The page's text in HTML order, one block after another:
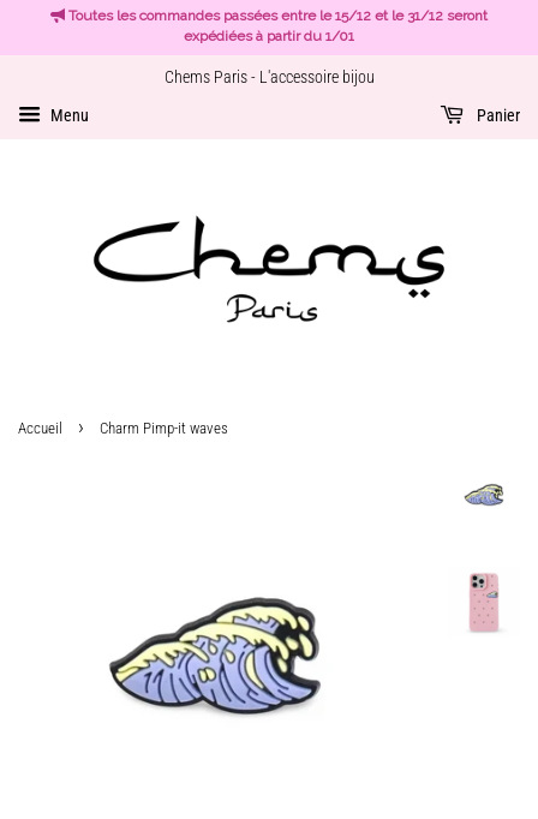
Toutes les commandes passées entre le 15/12 et le 31/12 seront
expédiées à partir du 1/01
Chems Paris - L'accessoire bijou
Menu Panier
Accueil › Charm Pimp-it waves